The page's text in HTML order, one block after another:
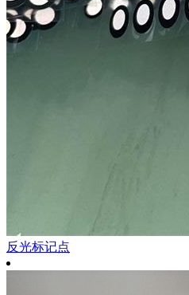
反光标记点